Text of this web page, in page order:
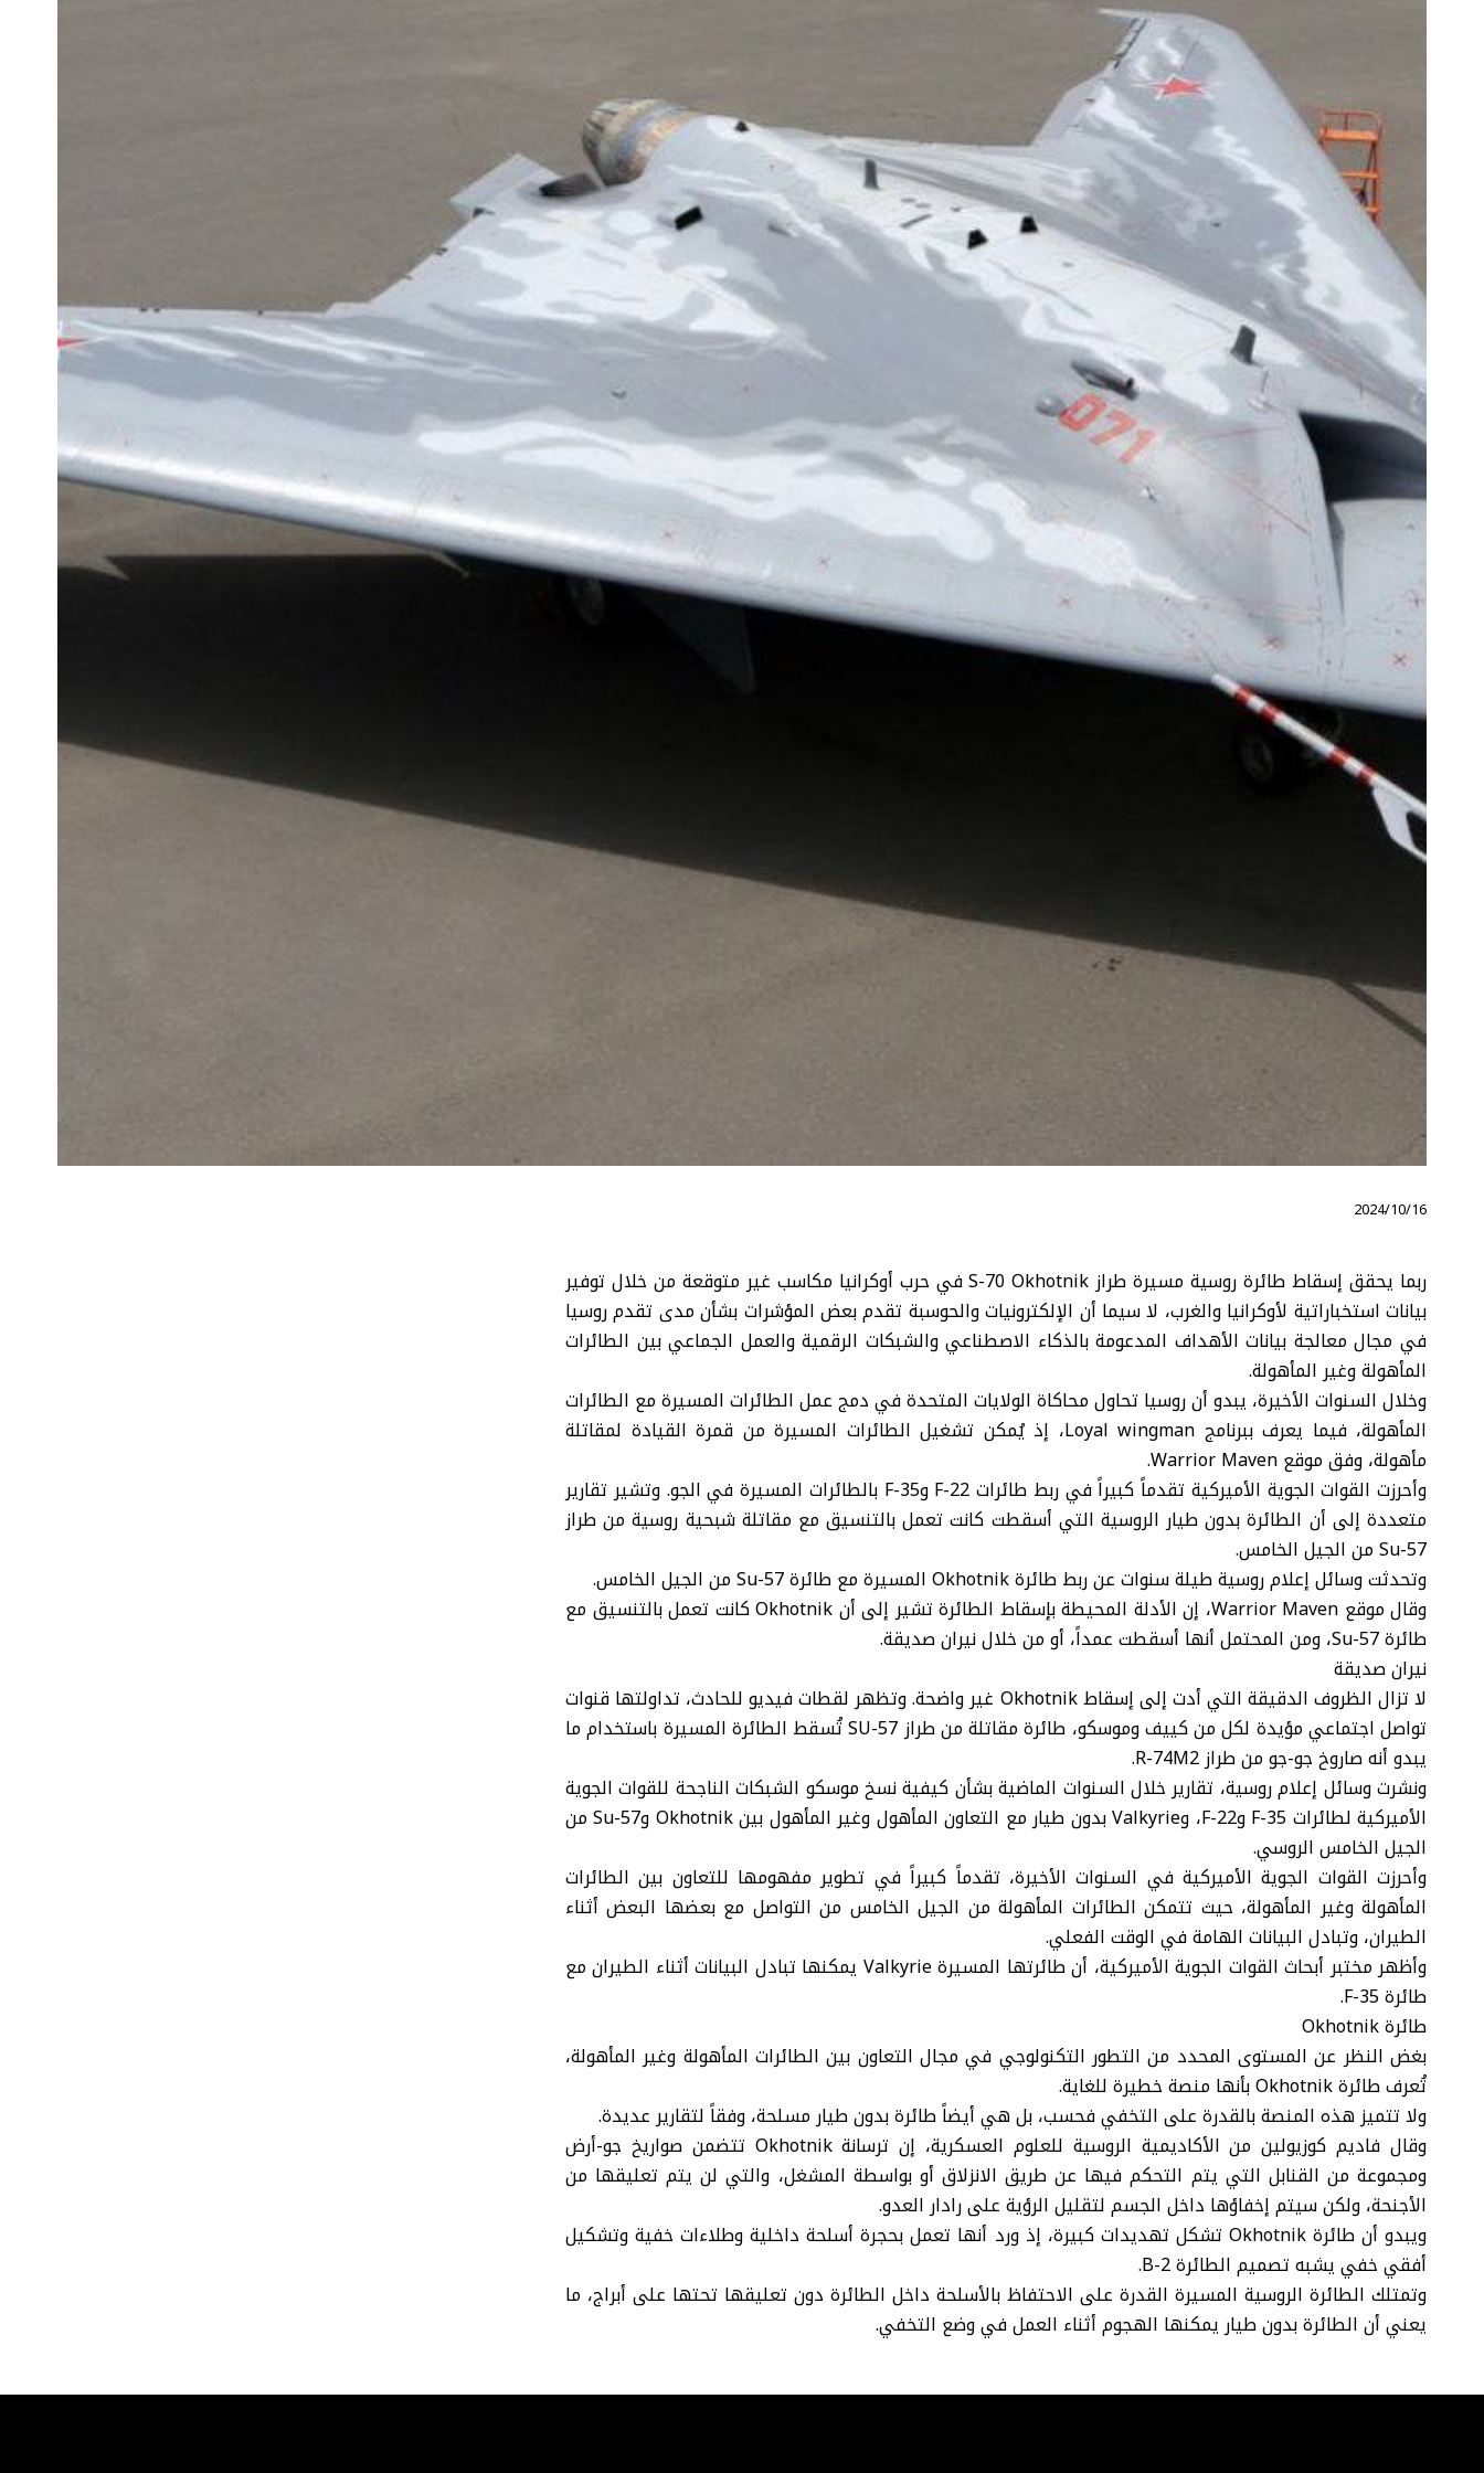
⠀ 2024/10/16
ربما يحقق إسقاط طائرة روسية مسيرة طراز S-70 Okhotnik في حرب أوكرانيا مكاسب غير متوقعة من خلال توفير
بيانات استخباراتية لأوكرانيا والغرب، لا سيما أن الإلكترونيات والحوسبة تقدم بعض المؤشرات بشأن مدى تقدم روسيا
في مجال معالجة بيانات الأهداف المدعومة بالذكاء الاصطناعي والشبكات الرقمية والعمل الجماعي بين الطائرات
المأهولة وغير المأهولة.
وخلال السنوات الأخيرة، يبدو أن روسيا تحاول محاكاة الولايات المتحدة في دمج عمل الطائرات المسيرة مع الطائرات
المأهولة، فيما يعرف ببرنامج Loyal wingman، إذ يُمكن تشغيل الطائرات المسيرة من قمرة القيادة لمقاتلة
مأهولة، وفق موقع Warrior Maven.
وأحرزت القوات الجوية الأميركية تقدماً كبيراً في ربط طائرات F-22 وF-35 بالطائرات المسيرة في الجو. وتشير تقارير
متعددة إلى أن الطائرة بدون طيار الروسية التي أسقطت كانت تعمل بالتنسيق مع مقاتلة شبحية روسية من طراز
Su-57 من الجيل الخامس.
وتحدثت وسائل إعلام روسية طيلة سنوات عن ربط طائرة Okhotnik المسيرة مع طائرة Su-57 من الجيل الخامس.
وقال موقع Warrior Maven، إن الأدلة المحيطة بإسقاط الطائرة تشير إلى أن Okhotnik كانت تعمل بالتنسيق مع
طائرة Su-57، ومن المحتمل أنها أسقطت عمداً، أو من خلال نيران صديقة.
نيران صديقة
لا تزال الظروف الدقيقة التي أدت إلى إسقاط Okhotnik غير واضحة. وتظهر لقطات فيديو للحادث، تداولتها قنوات
تواصل اجتماعي مؤيدة لكل من كييف وموسكو، طائرة مقاتلة من طراز SU-57 تُسقط الطائرة المسيرة باستخدام ما
يبدو أنه صاروخ جو-جو من طراز R-74M2.
ونشرت وسائل إعلام روسية، تقارير خلال السنوات الماضية بشأن كيفية نسخ موسكو الشبكات الناجحة للقوات الجوية
الأميركية لطائرات F-35 وF-22، وValkyrie بدون طيار مع التعاون المأهول وغير المأهول بين Okhotnik وSu-57 من
الجيل الخامس الروسي.
وأحرزت القوات الجوية الأميركية في السنوات الأخيرة، تقدماً كبيراً في تطوير مفهومها للتعاون بين الطائرات
المأهولة وغير المأهولة، حيث تتمكن الطائرات المأهولة من الجيل الخامس من التواصل مع بعضها البعض أثناء
الطيران، وتبادل البيانات الهامة في الوقت الفعلي.
وأظهر مختبر أبحاث القوات الجوية الأميركية، أن طائرتها المسيرة Valkyrie يمكنها تبادل البيانات أثناء الطيران مع
طائرة F-35.
طائرة Okhotnik
بغض النظر عن المستوى المحدد من التطور التكنولوجي في مجال التعاون بين الطائرات المأهولة وغير المأهولة،
تُعرف طائرة Okhotnik بأنها منصة خطيرة للغاية.
ولا تتميز هذه المنصة بالقدرة على التخفي فحسب، بل هي أيضاً طائرة بدون طيار مسلحة، وفقاً لتقارير عديدة.
وقال فاديم كوزيولين من الأكاديمية الروسية للعلوم العسكرية، إن ترسانة Okhotnik تتضمن صواريخ جو-أرض
ومجموعة من القنابل التي يتم التحكم فيها عن طريق الانزلاق أو بواسطة المشغل، والتي لن يتم تعليقها من
الأجنحة، ولكن سيتم إخفاؤها داخل الجسم لتقليل الرؤية على رادار العدو.
ويبدو أن طائرة Okhotnik تشكل تهديدات كبيرة، إذ ورد أنها تعمل بحجرة أسلحة داخلية وطلاءات خفية وتشكيل
أفقي خفي يشبه تصميم الطائرة B-2.
وتمتلك الطائرة الروسية المسيرة القدرة على الاحتفاظ بالأسلحة داخل الطائرة دون تعليقها تحتها على أبراج، ما
يعني أن الطائرة بدون طيار يمكنها الهجوم أثناء العمل في وضع التخفي.